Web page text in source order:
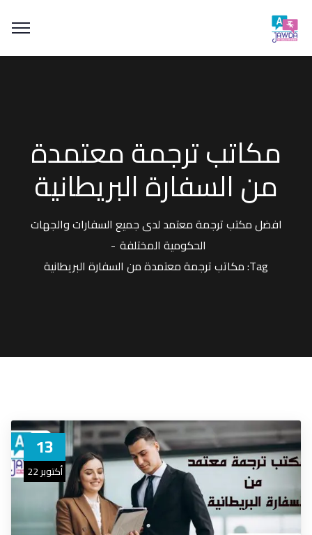
مكاتب ترجمة معتمدة
من السفارة البريطانية
افضل مكتب ترجمة معتمد لدى جميع السفارات والجهات
الحكومية المختلفة
Tag: مكاتب ترجمة معتمدة من السفارة البريطانية
13
أكتوبر 22